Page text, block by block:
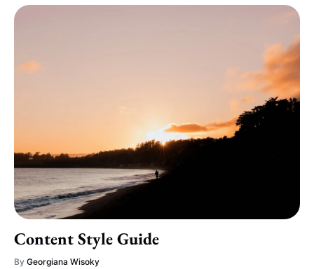
Content Style Guide
By Georgiana Wisoky